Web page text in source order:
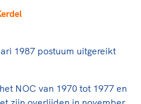
1987 postuum uitgereikt
NOC van 1970 tot 1977 en